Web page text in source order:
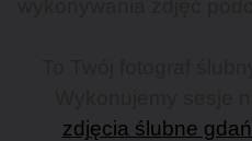
zdjęcia ślubne